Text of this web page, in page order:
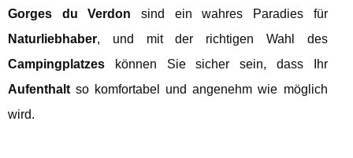
Gorges du Verdon sind ein wahres Paradies für
Naturliebhaber, und mit der richtigen Wahl des
Campingplatzes können Sie sicher sein, dass Ihr
Aufenthalt so komfortabel und angenehm wie möglich
wird.